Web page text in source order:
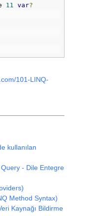
11 var?
101-LINQ-
kullanılan
- Dile Entegre
Method Syntax)
Kaynağı Bildirme